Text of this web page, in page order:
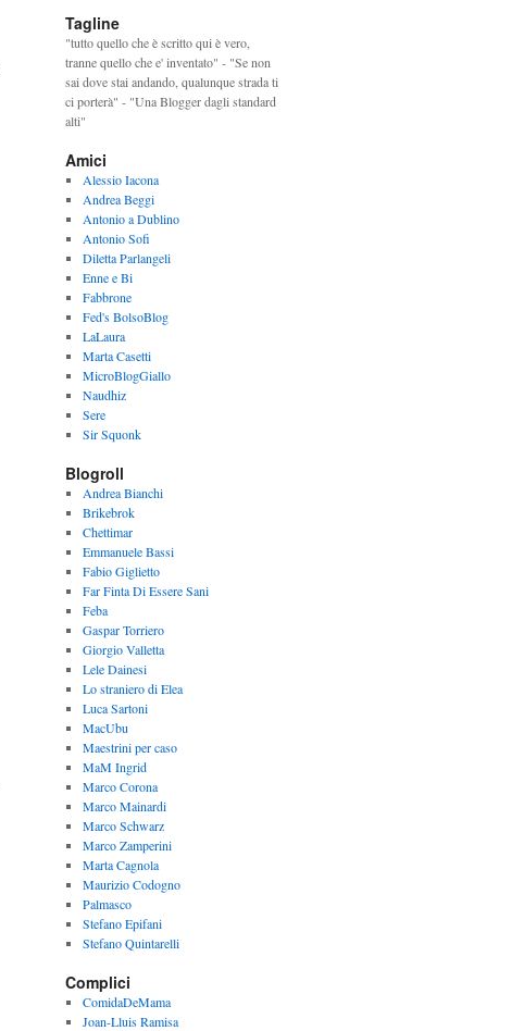
Tagline
"tutto quello che è scritto qui è vero,
tranne quello che e' inventato" - "Se non
sai dove stai andando, qualunque strada ti
ci porterà" - "Una Blogger dagli standard
alti"
Amici
Alessio Iacona
Andrea Beggi
Antonio a Dublino
Antonio Sofi
Diletta Parlangeli
Enne e Bi
Fabbrone
Fed's BolsoBlog
LaLaura
Marta Casetti
MicroBlogGiallo
Naudhiz
Sere
Sir Squonk
Blogroll
Andrea Bianchi
Brikebrok
Chettimar
Emmanuele Bassi
Fabio Giglietto
Far Finta Di Essere Sani
Feba
Gaspar Torriero
Giorgio Valletta
Lele Dainesi
Lo straniero di Elea
Luca Sartoni
MacUbu
Maestrini per caso
MaM Ingrid
Marco Corona
Marco Mainardi
Marco Schwarz
Marco Zamperini
Marta Cagnola
Maurizio Codogno
Palmasco
Stefano Epifani
Stefano Quintarelli
Complici
ComidaDeMama
Joan-Lluis Ramisa